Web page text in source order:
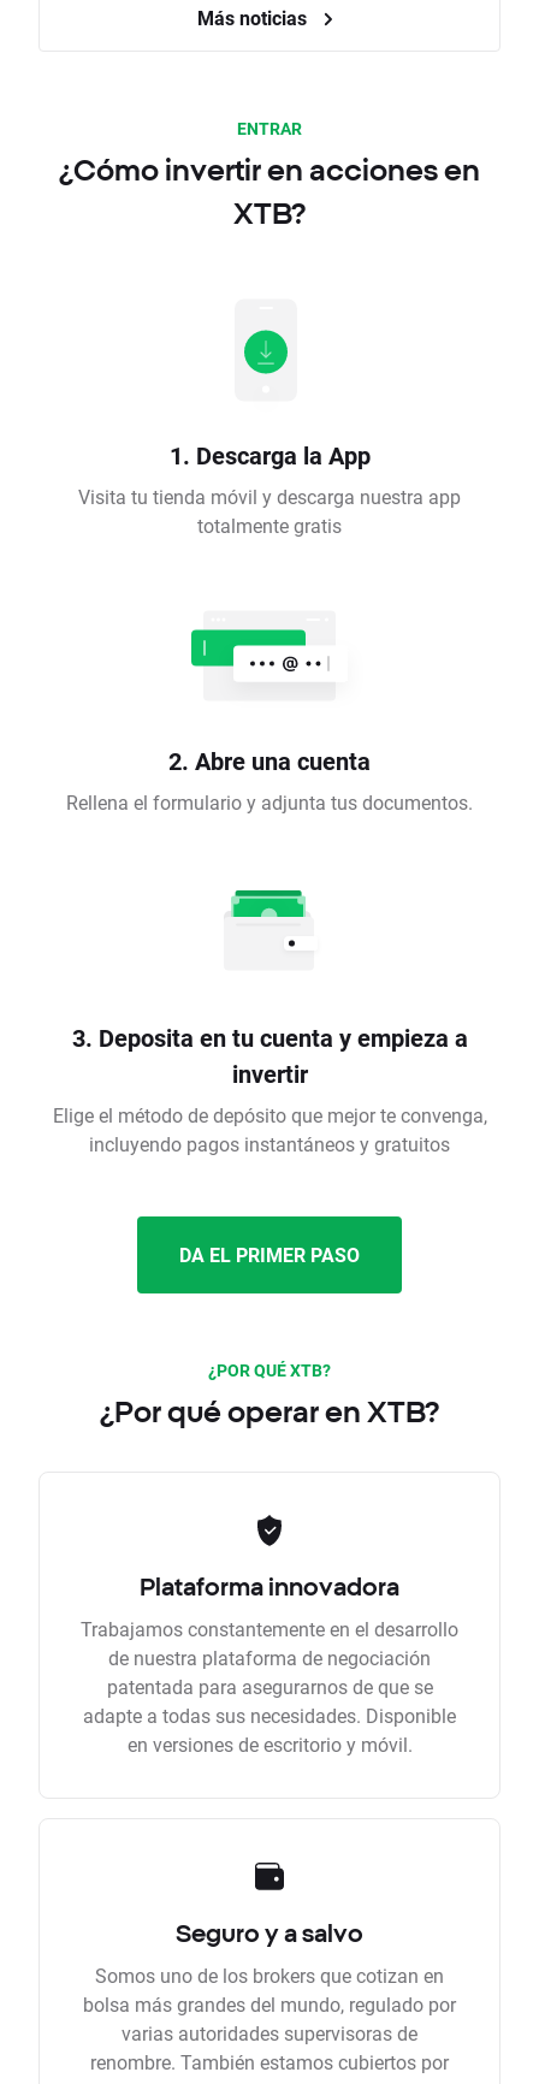
Más noticias
ENTRAR
¿Cómo invertir en acciones en
XTB?
1. Descarga la App
Visita tu tienda móvil y descarga nuestra app
totalmente gratis
2. Abre una cuenta
Rellena el formulario y adjunta tus documentos.
3. Deposita en tu cuenta y empieza a
invertir
Elige el método de depósito que mejor te convenga,
incluyendo pagos instantáneos y gratuitos
DA EL PRIMER PASO
¿POR QUÉ XTB?
¿Por qué operar en XTB?
Plataforma innovadora
Trabajamos constantemente en el desarrollo
de nuestra plataforma de negociación
patentada para asegurarnos de que se
adapte a todas sus necesidades. Disponible
en versiones de escritorio y móvil.
Seguro y a salvo
Somos uno de los brokers que cotizan en
bolsa más grandes del mundo, regulado por
varias autoridades supervisoras de
renombre. También estamos cubiertos por